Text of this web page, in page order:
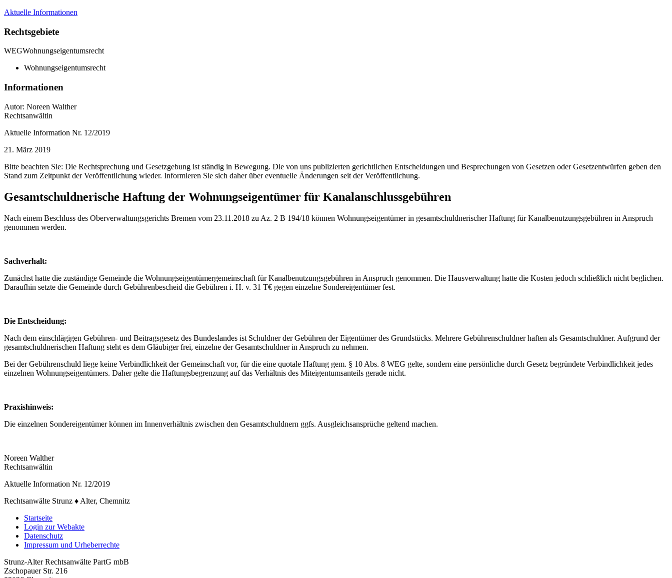
Aktuelle Informationen
Rechtsgebiete
WEGWohnungseigentumsrecht
Wohnungseigentumsrecht
Informationen
Autor: Noreen Walther
Rechtsanwältin
Aktuelle Information Nr. 12/2019
21. März 2019
Bitte beachten Sie: Die Rechtsprechung und Gesetzgebung ist ständig in Bewegung. Die von uns publizierten gerichtlichen Entscheidungen und Besprechungen von Gesetzen oder Gesetzentwürfen geben den
Stand zum Zeitpunkt der Veröffentlichung wieder. Informieren Sie sich daher über eventuelle Änderungen seit der Veröffentlichung.
Gesamtschuldnerische Haftung der Wohnungseigentümer für Kanalanschlussgebühren
Nach einem Beschluss des Oberverwaltungsgerichts Bremen vom 23.11.2018 zu Az. 2 B 194/18 können Wohnungseigentümer in gesamtschuldnerischer Haftung für Kanalbenutzungsgebühren in Anspruch
genommen werden.
Sachverhalt:
Zunächst hatte die zuständige Gemeinde die Wohnungseigentümergemeinschaft für Kanalbenutzungsgebühren in Anspruch genommen. Die Hausverwaltung hatte die Kosten jedoch schließlich nicht beglichen.
Daraufhin setzte die Gemeinde durch Gebührenbescheid die Gebühren i. H. v. 31 T€ gegen einzelne Sondereigentümer fest.
Die Entscheidung:
Nach dem einschlägigen Gebühren- und Beitragsgesetz des Bundeslandes ist Schuldner der Gebühren der Eigentümer des Grundstücks. Mehrere Gebührenschuldner haften als Gesamtschuldner. Aufgrund der
gesamtschuldnerischen Haftung steht es dem Gläubiger frei, einzelne der Gesamtschuldner in Anspruch zu nehmen.
Bei der Gebührenschuld liege keine Verbindlichkeit der Gemeinschaft vor, für die eine quotale Haftung gem. § 10 Abs. 8 WEG gelte, sondern eine persönliche durch Gesetz begründete Verbindlichkeit jedes
einzelnen Wohnungseigentümers. Daher gelte die Haftungsbegrenzung auf das Verhältnis des Miteigentumsanteils gerade nicht.
Praxishinweis:
Die einzelnen Sondereigentümer können im Innenverhältnis zwischen den Gesamtschuldnern ggfs. Ausgleichsansprüche geltend machen.
Noreen Walther
Rechtsanwältin
Aktuelle Information Nr. 12/2019
Rechtsanwälte Strunz ♦ Alter, Chemnitz
Startseite
Login zur Webakte
Datenschutz
Impressum und Urheberrechte
Strunz-Alter Rechtsanwälte PartG mbB
Zschopauer Str. 216